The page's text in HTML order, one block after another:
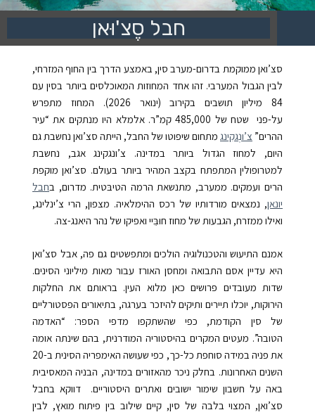
חבל סֶצ'וּאן
סצ’ואן ממוקמת בדרום-מערב סין, באמצע הדרך בין החוף המזרחי,
לבין הגבול המערבי. זהו אחד המחוזות המאוכלסים ביותר בסין עם
84 מיליון תושבים בקירוב (ינואר 2026). המחוז מתפרש
על-פני
שטח של 485,000קמ”ר. אלמלא היו מנתקים את “עיר
ההרים” צ’ונְגקִינג מתחום שיפוטו של החבל, הייתה סצ’ואן נחשבת גם
היום, למחוז הגדול ביותר במדינה. צ’ונגקינג אגב, נחשבת
למטרופולין המתפתח בקצב המהיר ביותר בעולם. סצ’ואן מוקפת
הרים ועמקים. ממערב, מתנשאת הרמה הטיבּטית. מדרום, בחבל
יונאן, נמצאים מורדותיו של רכס ההימלאיה. מצפון, הרי צ’ינלינג,
ואילו ממזרח, הגבעות של מחוז חוּבֵּיי ואפיקו של נהר היאנג-צה.
אמנם התיעוש והטכנולוגיה הולכים ומתפשטים גם פה, אבל סצ’ואן
היא עדיין אסם התבואה ומחסן האורז עבור מאות מיליוני הסינים.
שדות מעובדים פרושים כאן מלוא העין. בראותם את החלקות
הירוקות, יוכלו תיירים ותיקים להיזכר בערגה, בתיאורים הפסטורליים
של סין הקודמת, כפי שהשתקפו מדפי הספר: “האדמה
הטובה”. מעטים המקרים בהיסטוריה המודרנית, בהם שינתה אומה
את פניה במידה סוחפת כל-כך, כפי שעושה האימפריה הסינית ב-20
השנים האחרונות. בחלק ניכר מהאזורים במדינה, הבניה המאסיבית
באה על חשבון שימור ישובים ואתרים היסטוריים. דווקא בחבל
סצ’ואן, המצוי בלבה של סין, קיים שילוב בין פיתוח מואץ, לבין